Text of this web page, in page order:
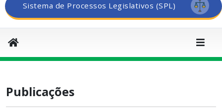
Sistema de Processos Legislativos (SPL)
Publicações